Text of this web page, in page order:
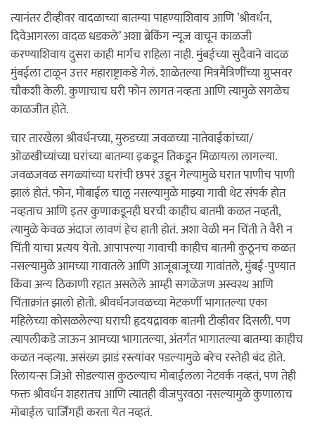
त्यानंतर टीव्हीवर वादळाच्या बातम्या पाहण्याशिवाय आणि ’श्रीवर्धन,
दिवेआगरला वादळ धडकले’ अशा ब्रेकिंग न्यूज वाचून काळजी
करण्याशिवाय दुसरा काही मार्गच राहिला नाही. मुंबईच्या सुदैवाने वादळ
मुंबईला टाळून उत्तर महाराष्ट्राकडे गेलं. शाळेतल्या मित्रमैत्रिणींच्या ग्रुप्सवर
चौकशी केली. कुणाचाच घरी फोन लागत नव्हता आणि त्यामुळे सगळेच
काळजीत होते.
चार तारखेला श्रीवर्धनच्या, मुरुडच्या जवळच्या नातेवाईकांच्या/
ओळखीच्यांच्या घरांच्या बातम्या इकडून तिकडून मिळायला लागल्या.
जवळजवळ सगळ्यांच्या घरांची छपरं उडून गेल्यामुळे घरात पाणीच पाणी
झालं होतं. फोन, मोबाईल चालू नसल्यामुळे माझ्या गावी थेट संपर्क होत
नव्हताच आणि इतर कुणाकडूनही घरची काहीच बातमी कळत नव्हती,
त्यामुळे केवळ अंदाज लावणं हेच हाती होतं. अशा वेळी मन चिंती ते वैरी न
चिंती याचा प्रत्यय येतो. आपापल्या गावाची काहीच बातमी कुठूनच कळत
नसल्यामुळे आमच्या गावातले आणि आजूबाजूच्या गावांतले, मुंबई-पुण्यात
किंवा अन्य ठिकाणी रहात असलेले आम्ही सगळेजण अस्वस्थ आणि
चिंताक्रांत झालो होतो. श्रीवर्धनजवळच्या मेटकर्णी भागातल्या एका
महिलेच्या कोसळलेल्या घराची हृदयद्रावक बातमी टीव्हीवर दिसली. पण
त्यापलीकडे जाऊन आमच्या भागातल्या, अंतर्गत भागातल्या बातम्या काहीच
कळत नव्हत्या. असंख्य झाडं रस्त्यांवर पडल्यामुळे बरेच रस्तेही बंद होते.
रिलायन्स जिओ सोडल्यास कुठल्याच मोबाईलला नेटवर्क नव्हतं, पण तेही
फक्त श्रीवर्धन शहरातच आणि त्यातही वीजपुरवठा नसल्यामुळे कुणालाच
मोबाईल चार्जिंगही करता येत नव्हतं.